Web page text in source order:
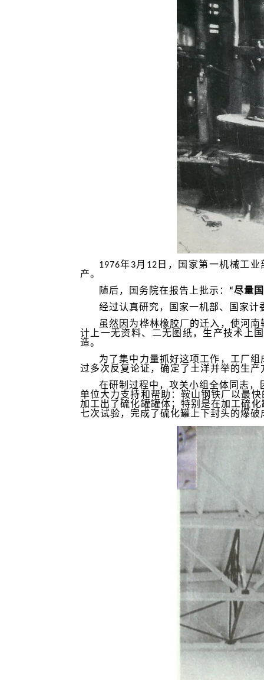
1976年3月12日，国家第一机械工
产。
随后，国务院在报告上批示： “尽量
经过认真研究，国家一机部、国家
虽然因为桦林橡胶厂的迁入，使河
计上一无资料、二无图纸，生产技术上
造。
为了集中力量抓好这项工作，工厂
过多次反复论证，确定了土洋并举的生产
在研制过程中，攻关小组全体同志
单位大力支持和帮助：鞍山钢铁厂以最
加工出了硫化罐罐体；特别是在加工硫
七次试验，完成了硫化罐上下封头的爆破